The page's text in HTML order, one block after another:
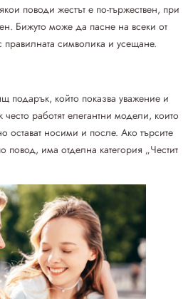
поводи жестът е по-тържествен, при
Бижуто може да пасне на всеки от
правилната символика и усещане.
подарък, който показва уважение и
работят елегантни модели, които
остават носими и после. Ако търсите
повод, има отделна категория „Честит